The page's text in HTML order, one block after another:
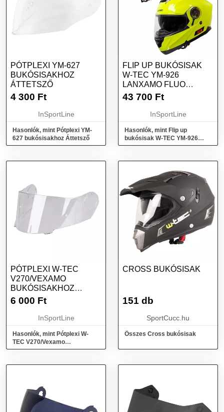
PÓTPLEXI YM-627
BUKÓSISAKHOZ
ÁTTETSZŐ
4 300 Ft
InSportLine
Hasonlók, mint Pótplexi YM-
627 bukósisakhoz Áttetsző
FLIP UP BUKÓSISAK
W-TEC YM-926
LANXAMO FLUO
SÁRGA M(57-58)
43 700 Ft
InSportLine
Hasonlók, mint Flip up
bukósisak W-TEC YM-926
Lanxamo Fluo Sárga M(57-58)
PÓTPLEXI W-TEC
V270/VEXAMO
BUKÓSISAKHOZ
ÁTLÁTSZÓ
6 000 Ft
InSportLine
Hasonlók, mint Pótplexi W-
TEC V270/Vexamo
bukósisakhoz átlátszó
CROSS BUKÓSISAK
151 db
SportCucc.hu
Összes Cross bukósisak